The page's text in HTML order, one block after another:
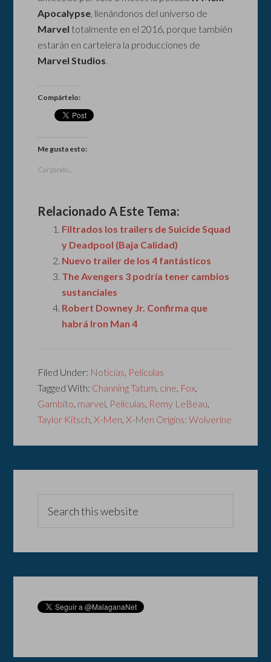
Apocalypse, llenándonos del universo de
Marvel totalmente en el 2016, porque también
estarán en cartelera la producciones de
Marvel Studios.
Compártelo:
Me gusta esto:
Cargando...
Relacionado A Este Tema:
Filtrados los trailers de Suicide Squad
y Deadpool (Baja Calidad)
Nuevo trailer de los 4 fantásticos
The Avengers 3 podría tener cambios
sustanciales
Robert Downey Jr. Confirma que
habrá Iron Man 4
Filed Under: Noticias, Películas
Tagged With: Channing Tatum, cine, Fox,
Gambito, marvel, Películas, Remy LeBeau,
Taylor Kitsch,X-Men,X-Men Origins: Wolverine